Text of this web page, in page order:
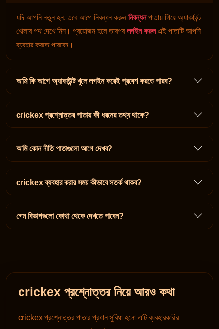
যদি আপনি নতুন হন, তবে আগে নিবন্ধন করুন নিবন্ধনপাতায় গিয়ে অ্যাকাউন্ট
খোলার পথ দেখে নিন। প্রয়োজন হলে তারপরলগইন করুনএই পাতাটি আপনি
ব্যবহার করতে পারবেন।
আমি কি আগে অ্যাকাউন্ট খুলে লগইন করেই প্রবেশ করতে পারব?
crickex প্রশ্নোত্তর পাতায় কী ধরনের তথ্য থাকে?
আমি কোন নীতি পাতাগুলো আগে দেখব?
crickex ব্যবহার করার সময় কীভাবে সতর্ক থাকব?
গেম বিভাগগুলো কোথা থেকে দেখতে পাবেন?
crickex প্রশ্নোত্তর নিয়ে আরও কথা
crickex প্রশ্নোত্তর পাতার প্রধান সুবিধা হলো এটি ব্যবহারকারীর